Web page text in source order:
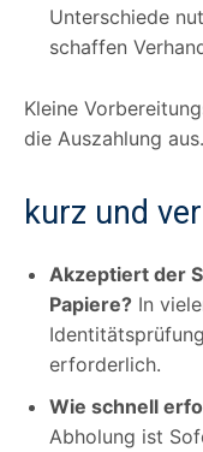
Unterschiede
schaffen
Kleine
die Auszahlung aus.
kurz und
Akzeptiert der
Papiere? In
erforderlich.
Wie schnell
Abholung ist